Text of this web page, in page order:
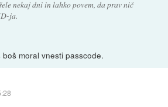
nekaj dni in lahko povem, da prav nič
ja.
moral vnesti passcode.